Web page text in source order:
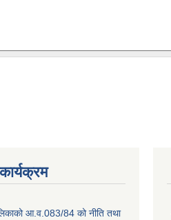
आ.व.083/84 को नीति तथा